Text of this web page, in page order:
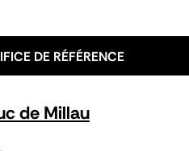
DE RÉFÉRENCE
de Millau